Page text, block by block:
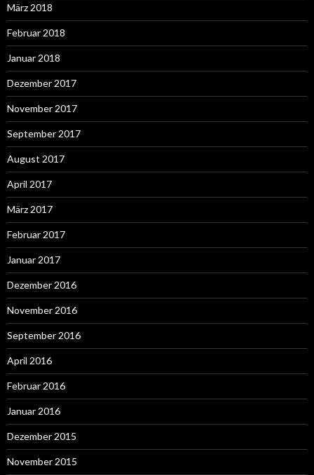
März 2018
Februar 2018
Januar 2018
Dezember 2017
November 2017
September 2017
August 2017
April 2017
März 2017
Februar 2017
Januar 2017
Dezember 2016
November 2016
September 2016
April 2016
Februar 2016
Januar 2016
Dezember 2015
November 2015